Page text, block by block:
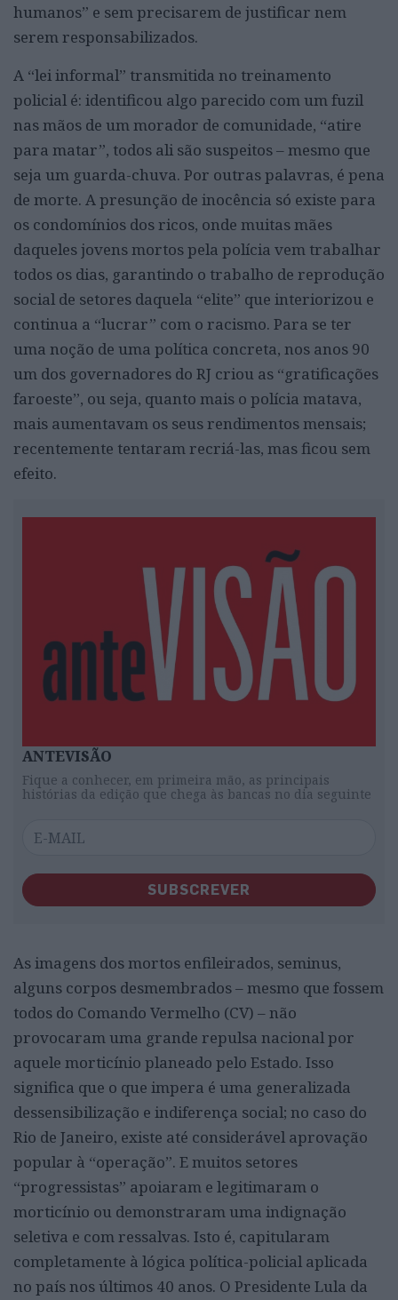
humanos” e sem precisarem de justificar nem
serem responsabilizados.
A “lei informal” transmitida no treinamento
policial é: identificou algo parecido com um fuzil
nas mãos de um morador de comunidade, “atire
para matar”, todos ali são suspeitos – mesmo que
seja um guarda-chuva. Por outras palavras, é pena
de morte. A presunção de inocência só existe para
os condomínios dos ricos, onde muitas mães
daqueles jovens mortos pela polícia vem trabalhar
todos os dias, garantindo o trabalho de reprodução
social de setores daquela “elite” que interiorizou e
continua a “lucrar” com o racismo. Para se ter
uma noção de uma política concreta, nos anos 90
um dos governadores do RJ criou as “gratificações
faroeste”, ou seja, quanto mais o polícia matava,
mais aumentavam os seus rendimentos mensais;
recentemente tentaram recriá-las, mas ficou sem
efeito.
ANTEVISÃO
Fique a conhecer, em primeira mão, as principais
histórias da edição que chega às bancas no dia seguinte
SUBSCREVER
As imagens dos mortos enfileirados, seminus,
alguns corpos desmembrados – mesmo que fossem
todos do Comando Vermelho (CV) – não
provocaram uma grande repulsa nacional por
aquele morticínio planeado pelo Estado. Isso
significa que o que impera é uma generalizada
dessensibilização e indiferença social; no caso do
Rio de Janeiro, existe até considerável aprovação
popular à “operação”. E muitos setores
“progressistas” apoiaram e legitimaram o
morticínio ou demonstraram uma indignação
seletiva e com ressalvas. Isto é, capitularam
completamente à lógica política-policial aplicada
no país nos últimos 40 anos. O Presidente Lula da